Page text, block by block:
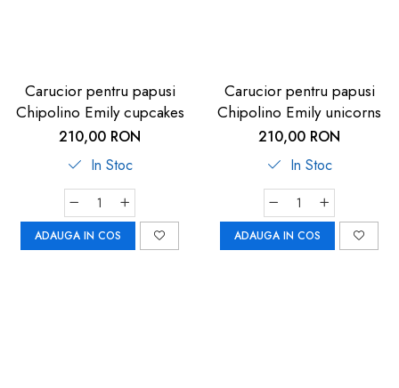
Carucior pentru papusi
Chipolino Emily cupcakes
210,00 RON
In Stoc
ADAUGA IN COS
Carucior pentru papusi
Chipolino Emily unicorns
210,00 RON
In Stoc
ADAUGA IN COS